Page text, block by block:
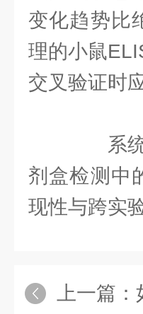
变化趋势比
理的小鼠
交叉验证时
系统
剂盒检测中
现性与跨实
上一篇：